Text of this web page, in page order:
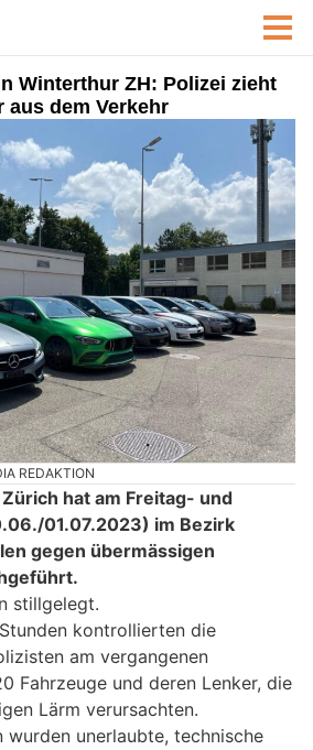
Winterthur ZH: Polizei zieht
aus dem Verkehr
REDAKTION
hat am Freitag- und
01.07.2023) im Bezirk
gegen übermässigen
stillgelegt.
kontrollierten die
am vergangenen
Fahrzeuge und deren Lenker, die
Lärm verursachten.
wurden unerlaubte, technische